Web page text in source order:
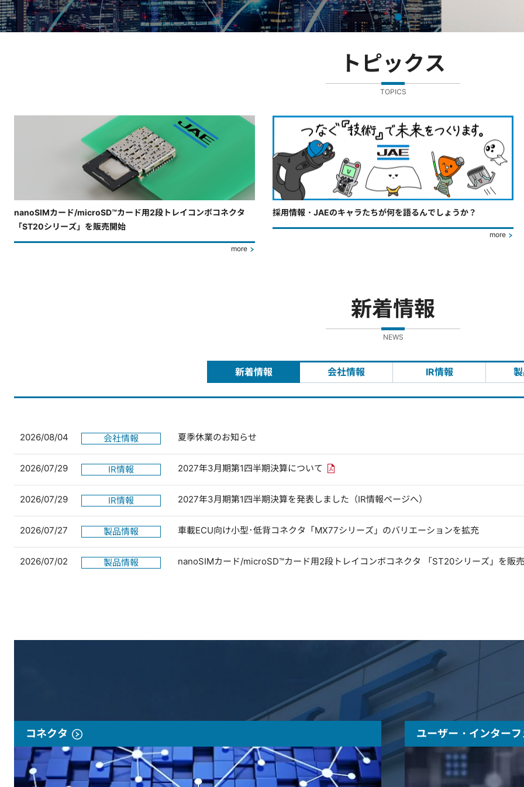
トピックス
TOPICS
nanoSIMカード/microSD™カード用2段トレイコンボコネクタ
「ST20シリーズ」を販売開始
more
採用情報・JAEのキャラたちが何を語るんでしょうか？
more
新着情報
NEWS
新着情報 会社情報 IR情報
2026/08/04 会社情報 夏季休業のお知らせ
2026/07/29 IR情報 2027年3月期第1四半期決算について PDFリンクを新しいウィンドウで開きます
2026/07/29 IR情報 2027年3月期第1四半期決算を発表しました（IR情報ページへ）
2026/07/27 製品情報 車載ECU向け小型･低背コネクタ「MX77シリーズ」のバリエーションを拡充
2026/07/02 製品情報 nanoSIMカード/microSD™カード用2段トレイコンボコネクタ 「ST20シリーズ」を販
コネクタ ユーザー・インター